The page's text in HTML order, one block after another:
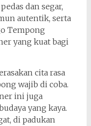
dan segar,
autentik, serta
Tempong
yang kuat bagi
cita rasa
wajib di coba.
ini juga
yang kaya.
di padukan